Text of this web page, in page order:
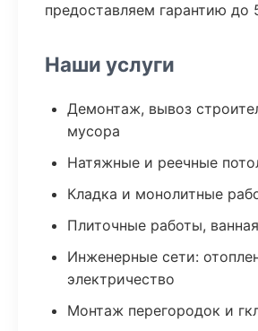
предоставляем гарантию до
Наши услуги
Демонтаж, вывоз
мусора
Натяжные и реечные
Кладка и монолитные
Плиточные работы,
Инженерные сети:
электричество
Монтаж перегородок и